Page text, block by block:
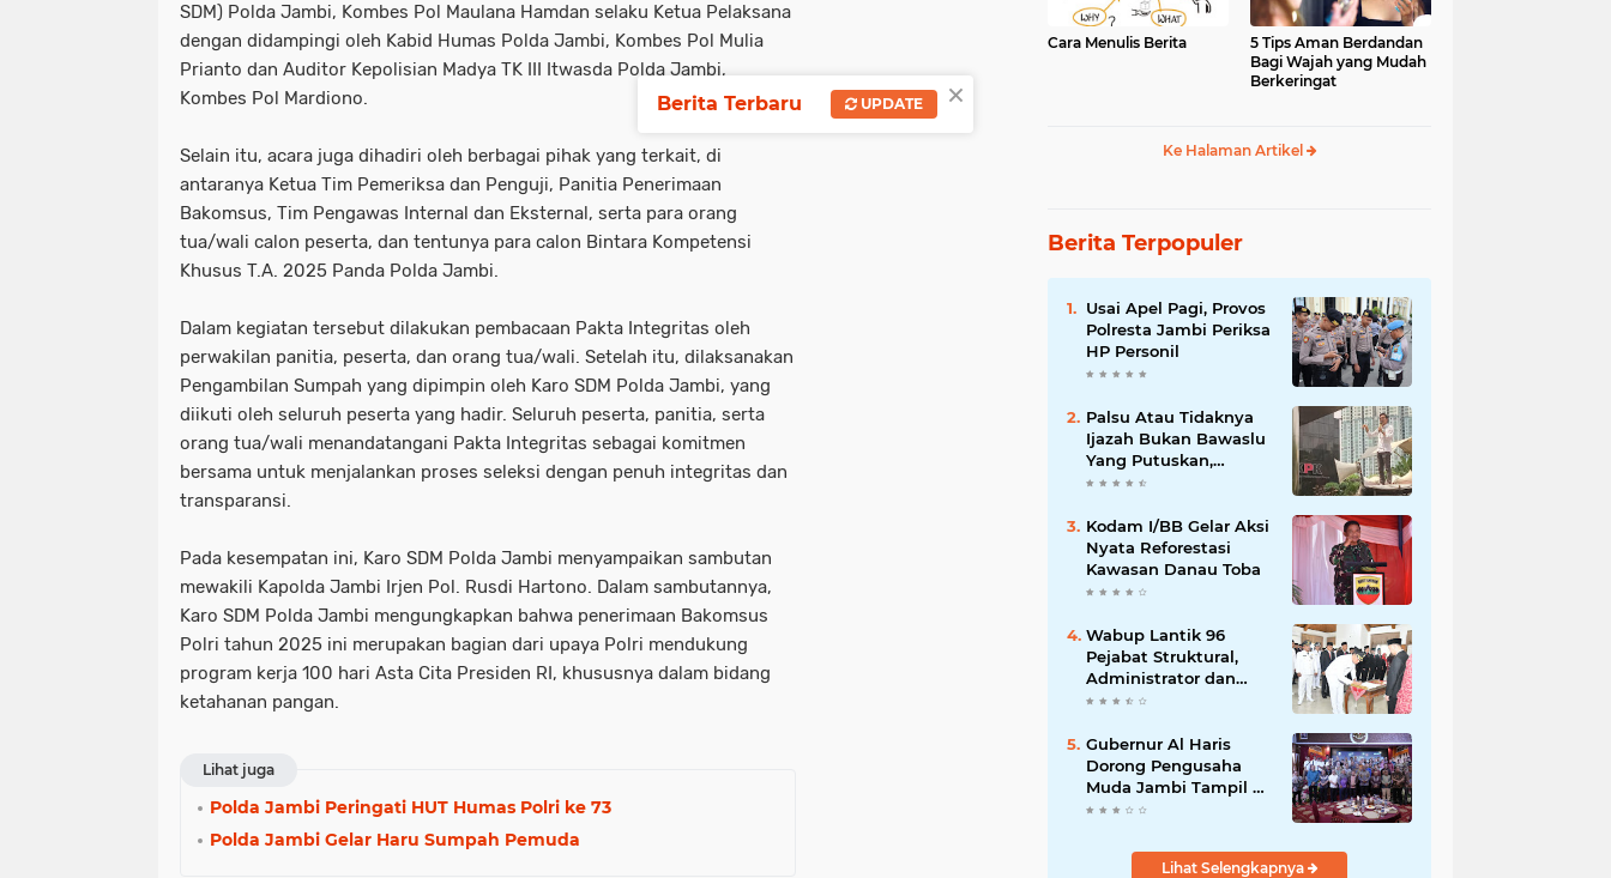
SDM) Polda Jambi, Kombes Pol Maulana Hamdan selaku Ketua Pelaksana
dengan didampingi oleh Kabid Humas Polda Jambi, Kombes Pol Mulia
Prianto dan Auditor Kepolisian Madya TK III Itwasda Polda Jambi,
Kombes Pol Mardiono.
Selain itu, acara juga dihadiri oleh berbagai pihak yang terkait, di
antaranya Ketua Tim Pemeriksa dan Penguji, Panitia Penerimaan
Bakomsus, Tim Pengawas Internal dan Eksternal, serta para orang
tua/wali calon peserta, dan tentunya para calon Bintara Kompetensi
Khusus T.A. 2025 Panda Polda Jambi.
Dalam kegiatan tersebut dilakukan pembacaan Pakta Integritas oleh
perwakilan panitia, peserta, dan orang tua/wali. Setelah itu, dilaksanakan
Pengambilan Sumpah yang dipimpin oleh Karo SDM Polda Jambi, yang
diikuti oleh seluruh peserta yang hadir. Seluruh peserta, panitia, serta
orang tua/wali menandatangani Pakta Integritas sebagai komitmen
bersama untuk menjalankan proses seleksi dengan penuh integritas dan
transparansi.
Pada kesempatan ini, Karo SDM Polda Jambi menyampaikan sambutan
mewakili Kapolda Jambi Irjen Pol. Rusdi Hartono. Dalam sambutannya,
Karo SDM Polda Jambi mengungkapkan bahwa penerimaan Bakomsus
Polri tahun 2025 ini merupakan bagian dari upaya Polri mendukung
program kerja 100 hari Asta Cita Presiden RI, khususnya dalam bidang
ketahanan pangan.
Lihat juga
Polda Jambi Peringati HUT Humas Polri ke 73
Polda Jambi Gelar Haru Sumpah Pemuda
Cara Menulis Berita
5 Tips Aman Berdandan
Bagi Wajah yang Mudah
Berkeringat
Ke Halaman Artikel
Berita Terpopuler
Usai Apel Pagi, Provos
Polresta Jambi Periksa
HP Personil
Palsu Atau Tidaknya
Ijazah Bukan Bawaslu
Yang Putuskan,
Tunggu Proses Hukum
Kodam I/BB Gelar Aksi
Nyata Reforestasi
Kawasan Danau Toba
Wabup Lantik 96
Pejabat Struktural,
Administrator dan
Pengawas di Lingkup
Gubernur Al Haris
Dorong Pengusaha
Muda Jambi Tampil di
Tingkat Nasional pada
Lihat Selengkapnya
×
Berita Terbaru UPDATE